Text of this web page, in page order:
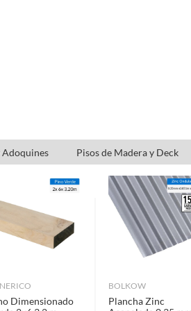
reducido.
Adoquines Pisos de Madera y Deck
Dimensionado
BOLKOW
Plancha Zinc